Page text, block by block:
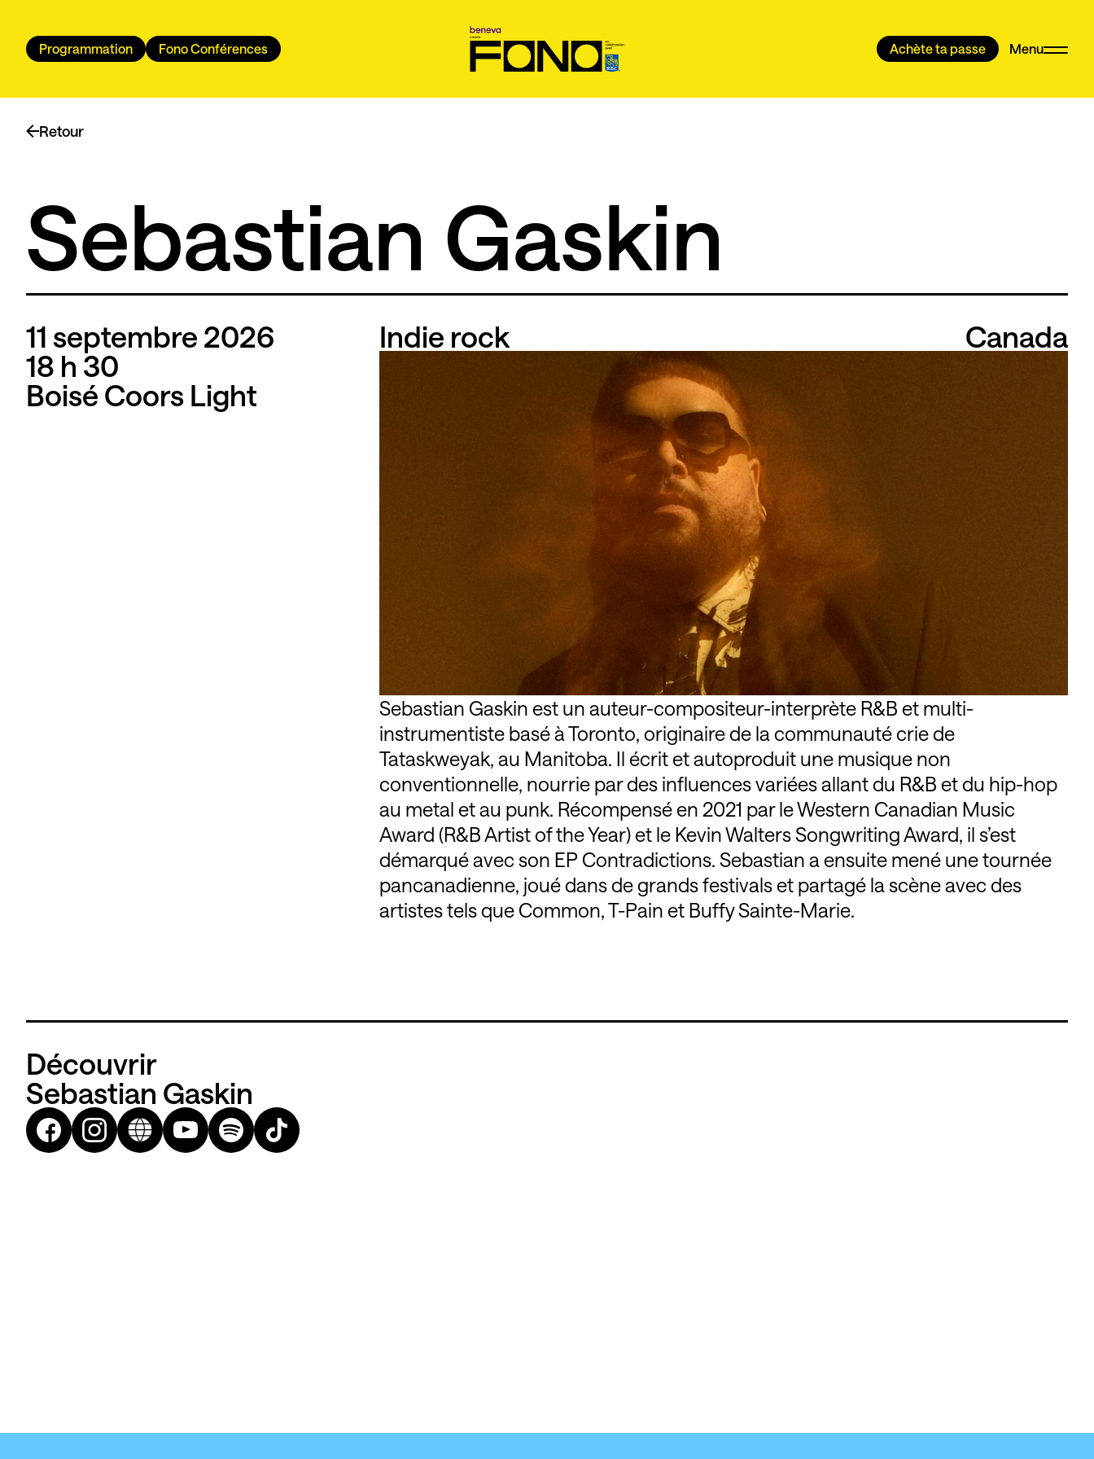
Menu
Programmation Fono Conférences Achète ta passe
Retour
Sebastian Gaskin
11 septembre 2026
18 h 30
Boisé Coors Light
Indie rock Canada
Sebastian Gaskin est un auteur-compositeur-interprète R&B et multi-
instrumentiste basé à Toronto, originaire de la communauté crie de
Tataskweyak, au Manitoba. Il écrit et autoproduit une musique non
conventionnelle, nourrie par des influences variées allant du R&B et du hip-hop
au metal et au punk. Récompensé en 2021 par le Western Canadian Music
Award (R&B Artist of the Year) et le Kevin Walters Songwriting Award, il s’est
démarqué avec son EP Contradictions. Sebastian a ensuite mené une tournée
pancanadienne, joué dans de grands festivals et partagé la scène avec des
artistes tels que Common, T-Pain et Buffy Sainte-Marie.
Découvrir
Sebastian Gaskin